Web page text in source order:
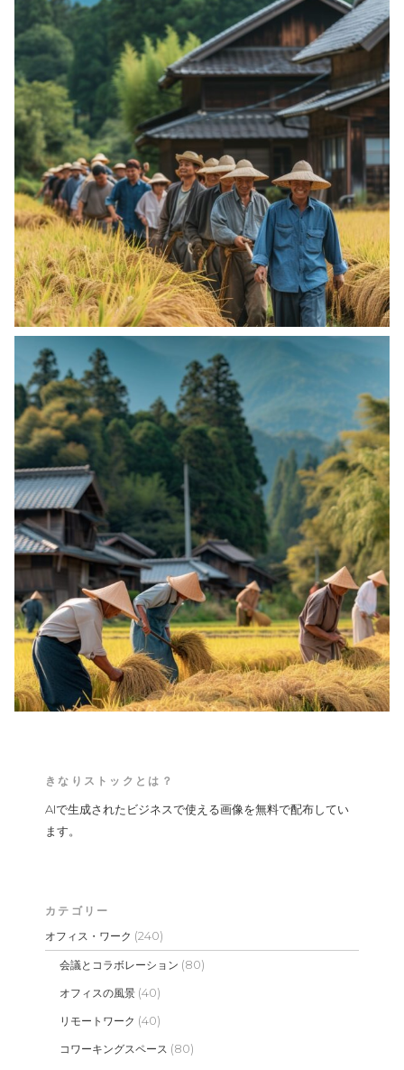
きなりストックとは？
AIで生成されたビジネスで使える画像を無料で配布してい
ます。
カテゴリー
オフィス・ワーク (240)
会議とコラボレーション (80)
オフィスの風景 (40)
リモートワーク (40)
コワーキングスペース (80)